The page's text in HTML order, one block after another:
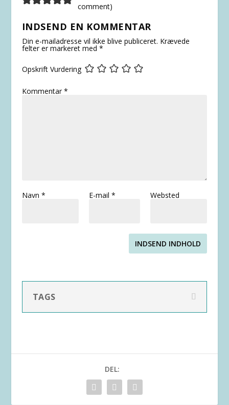
comment)
INDSEND EN KOMMENTAR
Din e-mailadresse vil ikke blive publiceret. Krævede
felter er markeret med *
Opskrift Vurdering
Kommentar*
Navn * E-mail * Websted
INDSEND INDHOLD
TAGS
DEL: